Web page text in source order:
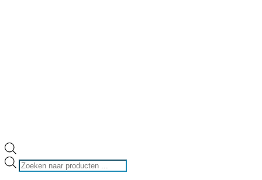
Producten
zoeken